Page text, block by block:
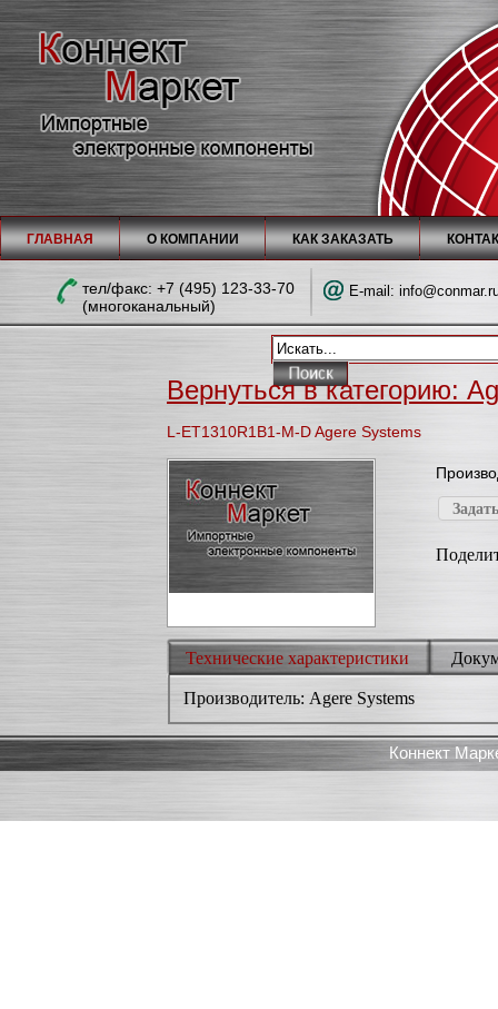
ГЛАВНАЯ О КОМПАНИИ КАК ЗАКАЗАТЬ
тел/факc: +7 (495) 123-33-70
(многоканальный)
E-mail:
Вернуться в категорию:
L-ET1310R1B1-M-D Agere Systems
Технические характеристики
Производитель: Agere Systems
Коннект